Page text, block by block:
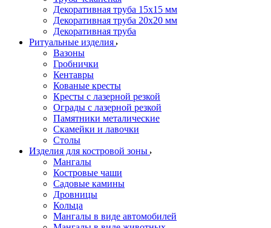
Декоративная труба 15х15 мм
Декоративная труба 20х20 мм
Декоративная труба
Ритуальные изделия
Вазоны
Гробнички
Кентавры
Кованые кресты
Кресты с лазерной резкой
Ограды с лазерной резкой
Памятники металические
Скамейки и лавочки
Столы
Изделия для костровой зоны
Мангалы
Костровые чаши
Садовые камины
Дровницы
Кольца
Мангалы в виде автомобилей